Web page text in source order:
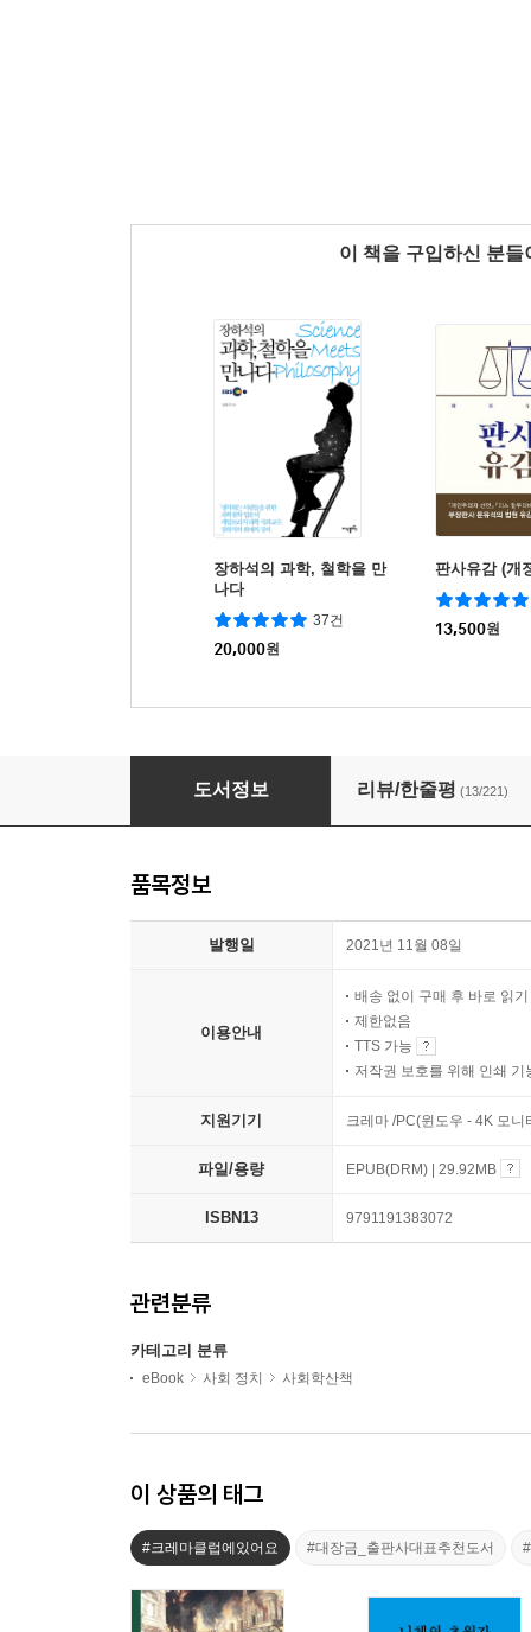
이 책을 구입하신 분
장하석의 과학, 철학을 만
나다
37건
20,000원
판사유감 (개
13,500원
배달의민족은 배달하지 않는다
도서정보 리뷰/한줄평 (13/221)
품목정보
발행일 2021년 11월 08일
이용안내
배송 없이 구매 후 바로 읽기
제한없음
TTS 가능
저작권 보호를 위해 인쇄 기
지원기기 크레마 /PC(윈도우 - 4K 모
파일/용량 EPUB(DRM) | 29.92MB
ISBN13 9791191383072
관련분류
카테고리 분류
eBook 사회 정치 사회학산책
이 상품의 태그
#크레마클럽에있어요 #대장금_출판사대표추천도서